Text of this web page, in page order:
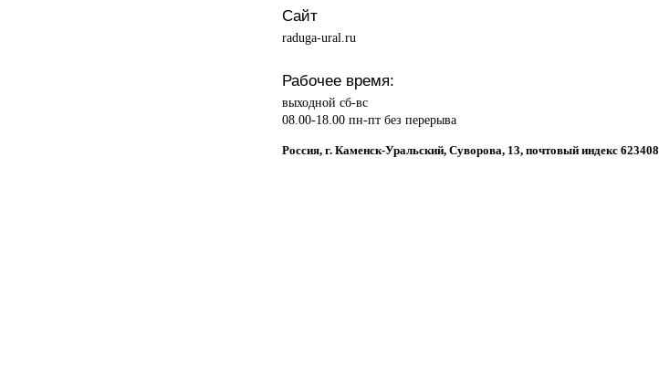
Сайт
raduga-ural.ru
Рабочее время:
выходной сб-вс
08.00-18.00 пн-пт без перерыва
Россия, г. Каменск-Уральский, Суворова, 13, почтовый индекс 623408